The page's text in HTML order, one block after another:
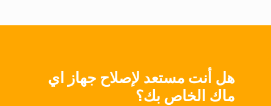
هل أنت مستعد لإصلاح جهاز اي
ماك الخاص بك؟